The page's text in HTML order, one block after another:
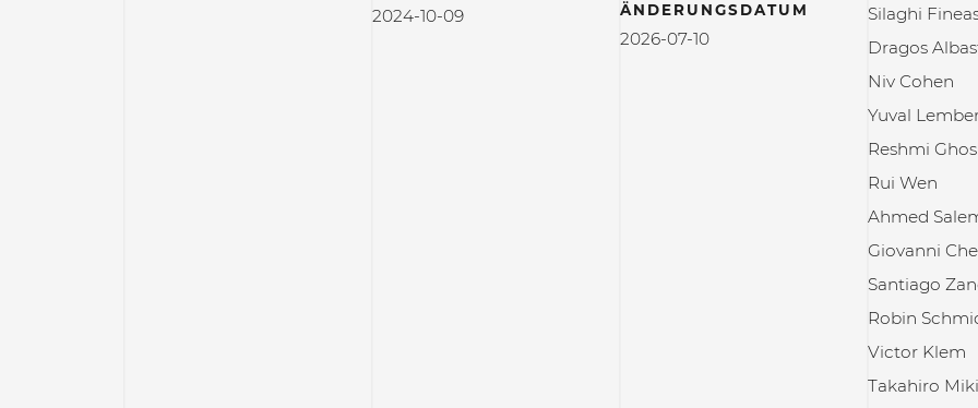
2024-10-09
ÄNDERUNGSDATUM
2026-07-10
Silaghi
Dragos
Niv Cohen
Yuval
Reshmi
Rui Wen
Ahmed
Giovanni
Santiago
Robin
Victor Klem
Takahiro Miki